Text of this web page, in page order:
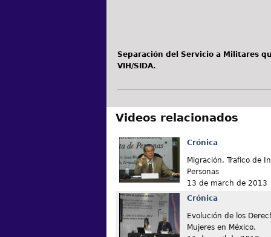
Separación del Servicio a Militares
VIH/SIDA.
Videos relacionados
Crónica
Migración, Trafico de
Personas
13 de march de 2013
Crónica
Evolución de los
Mujeres en México.